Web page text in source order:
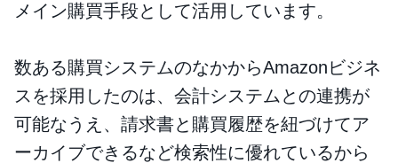
メイン購買手段として活用しています。
数ある購買システムのなかからAmazonビジネ
スを採用したのは、会計システムとの連携が
可能なうえ、請求書と購買履歴を紐づけてア
ーカイブできるなど検索性に優れているから